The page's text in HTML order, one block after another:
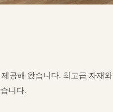
공해 왔습니다. 최고급 자재와
니다.